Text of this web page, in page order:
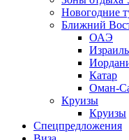
Новогодние
Ближний
ОАЭ
Израиль
Катар
Оман-
Круизы
Круизы
Спецпредложения